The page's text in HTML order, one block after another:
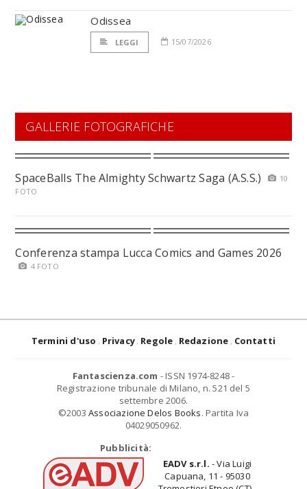
Odissea
LEGGI 15/07/2026
GALLERIE FOTOGRAFICHE
SpaceBalls The Almighty Schwartz Saga (A.S.S.)
10
FOTO
Conferenza stampa Lucca Comics and Games 2026
4 FOTO
Termini d'uso Privacy Regole Redazione Contatti
Fantascienza.com - ISSN 1974-8248 -
Registrazione tribunale di Milano, n. 521 del 5
settembre 2006.
©2003 Associazione Delos Books. Partita Iva
04029050962.
Pubblicità:
EADV s.r.l. - Via Luigi
Capuana, 11 - 95030